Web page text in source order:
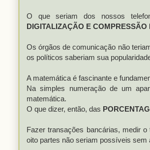
O que seriam dos nossos
DIGITALIZAÇÃO E COMPRESSÃO
Os órgãos de comunicação não
os políticos saberiam sua
A matemática é fascinante e
Na simples numeração de um
matemática.
O que dizer, então, das
Fazer transações bancárias, medir
oito partes não seriam possíveis sem